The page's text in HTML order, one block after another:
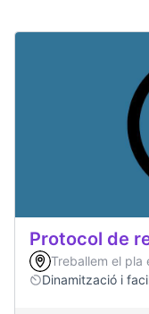
Protocol de
Treballem el pla
Dinamització i